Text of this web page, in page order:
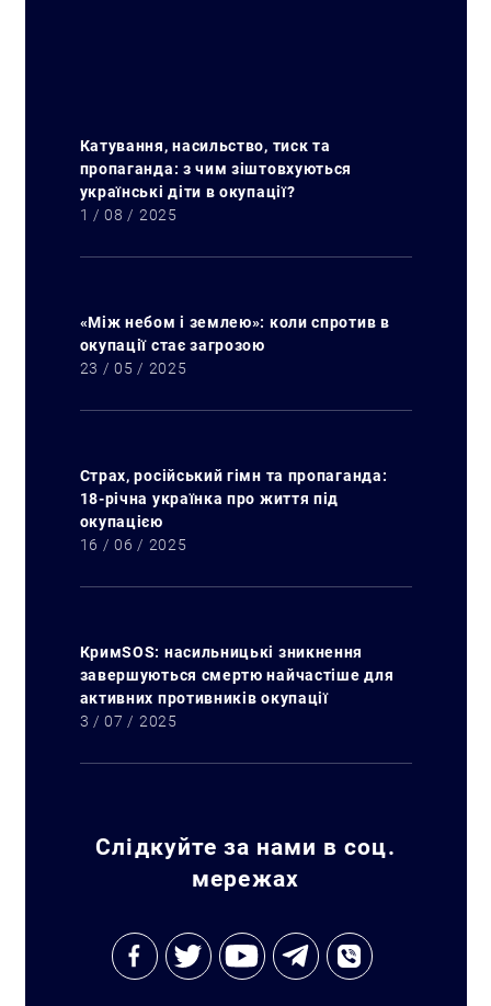
Катування, насильство, тиск та
пропаганда: з чим зіштовхуються
українські діти в окупації?
1 / 08 / 2025
«Між небом і землею»: коли спротив в
окупації стає загрозою
23 / 05 / 2025
Страх, російський гімн та пропаганда:
18-річна українка про життя під
окупацією
16 / 06 / 2025
КримSOS: насильницькі зникнення
завершуються смертю найчастіше для
активних противників окупації
3 / 07 / 2025
Слідкуйте за нами в соц.
мережах